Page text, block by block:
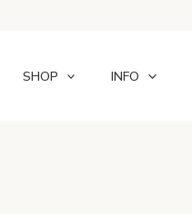
SHOP INFO